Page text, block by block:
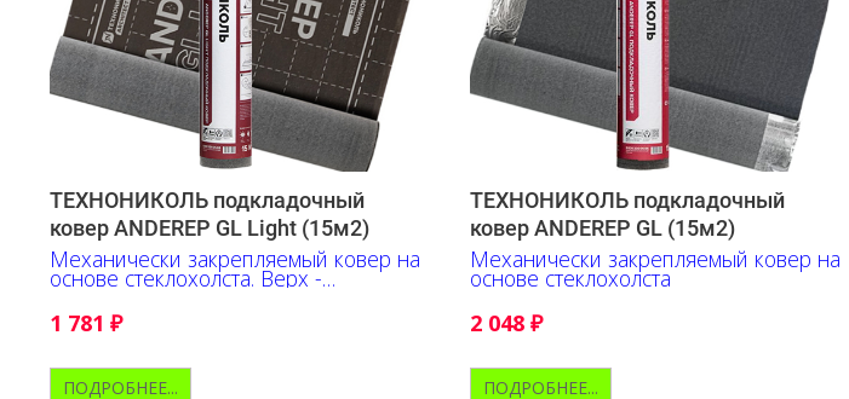
ТЕХНОНИКОЛЬ подкладочный
ковер ANDEREP GL Light (15м2)
Механически закрепляемый ковер на
основе стеклохолста. Верх -
1 781₽
ПОДРОБНЕЕ...
ТЕХНОНИКОЛЬ подкладочный
ковер ANDEREP GL (15м2)
Механически закрепляемый ковер на
основе стеклохолста
2 048₽
ПОДРОБНЕЕ...